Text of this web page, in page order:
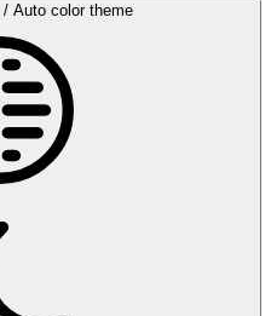
Auto color theme